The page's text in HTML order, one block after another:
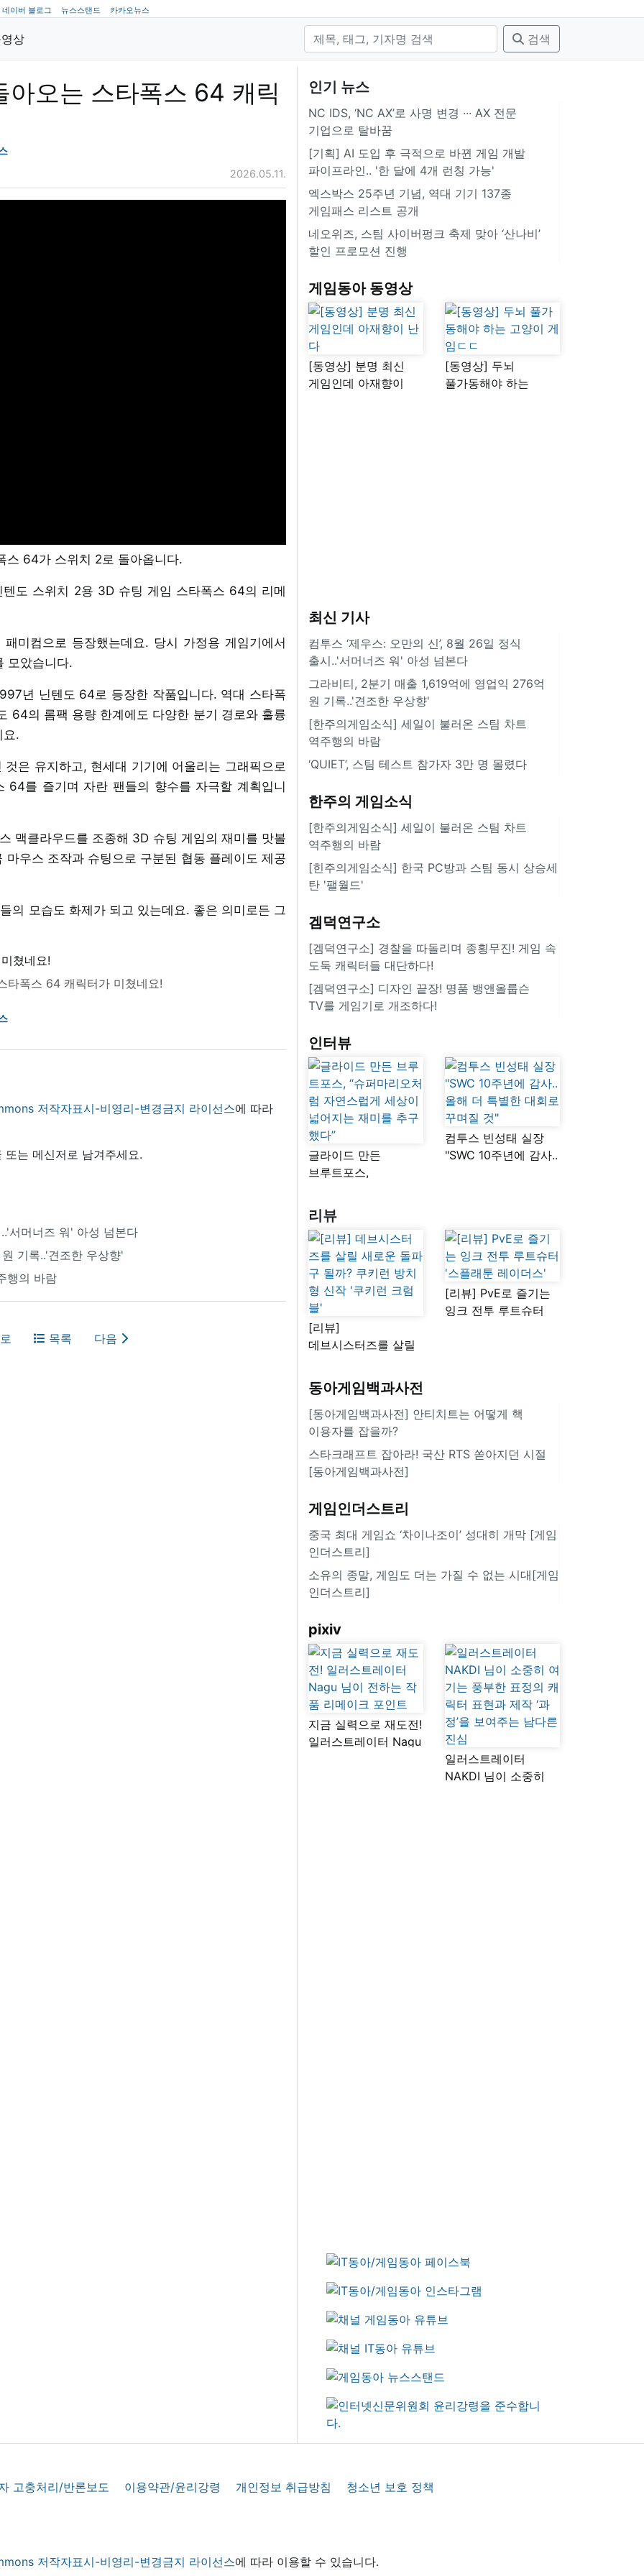
네이버 블로그 뉴스스탠드 카카오뉴스
상 검색
오는 스타폭스 64 캐릭
2026.05.11.
스 64가 스위치 2로 돌아옵니다.
도 스위치 2용 3D 슈팅 게임 스타폭스 64의 리메
미컴으로 등장했는데요. 당시 가정용 게임기에서
모았습니다.
년 닌텐도 64로 등장한 작품입니다. 역대 스타폭
64의 롬팩 용량 한계에도 다양한 분기 경로와 훌륭
요.
은 유지하고, 현세대 기기에 어울리는 그래픽으로
64를 즐기며 자란 팬들의 향수를 자극할 계획입니
맥클라우드를 조종해 3D 슈팅 게임의 재미를 맛볼
우스 조작과 슈팅으로 구분된 협동 플레이도 제공
의 모습도 화제가 되고 있는데요. 좋은 의미로든 그
타폭스 64 캐릭터가 미쳤네요!
저작자표시-비영리-변경금지 라이선스에 따라
또는 메신저로 남겨주세요.
서머너즈 워' 아성 넘본다
기록..'견조한 우상향'
행의 바람
목록 다음
인기 뉴스
NC IDS, ‘NC AX’로 사명 변경 ∙∙∙ AX 전문
기업으로 탈바꿈
[기획] AI 도입 후 극적으로 바뀐 게임 개발
파이프라인.. '한 달에 4개 런칭 가능'
엑스박스 25주년 기념, 역대 기기 137종
게임패스 리스트 공개
네오위즈, 스팀 사이버펑크 축제 맞아 ‘산나비’
할인 프로모션 진행
게임동아 동영상
[동영상] 분명 최신
게임인데 아재향이
[동영상] 두뇌
풀가동해야 하는
최신 기사
컴투스 ‘제우스: 오만의 신’, 8월 26일 정식
출시..'서머너즈 워' 아성 넘본다
그라비티, 2분기 매출 1,619억에 영업익 276억
원 기록..'견조한 우상향'
[한주의게임소식] 세일이 불러온 스팀 차트
역주행의 바람
‘QUIET’, 스팀 테스트 참가자 3만 명 몰렸다
한주의 게임소식
[한주의게임소식] 세일이 불러온 스팀 차트
역주행의 바람
[힌주의게임소식] 한국 PC방과 스팀 동시 상승세
탄 '팰월드'
겜덕연구소
[겜덕연구소] 경찰을 따돌리며 종횡무진! 게임 속
도둑 캐릭터들 대단하다!
[겜덕연구소] 디자인 끝장! 명품 뱅앤올룹슨
TV를 게임기로 개조하다!
인터뷰
글라이드 만든
브루트포스,
자연스럽게 세상이
넓어지는 재미를
추구했다”
컴투스 빈성태 실장
"SWC 10주년에 감사..
리뷰
[리뷰]
데브시스터즈를 살릴
쿠키런 방치형 신작
'쿠키런 크럼블'
[리뷰] PvE로 즐기는
잉크 전투 루트슈터
동아게임백과사전
[동아게임백과사전] 안티치트는 어떻게 핵
이용자를 잡을까?
스타크래프트 잡아라! 국산 RTS 쏟아지던 시절
[동아게임백과사전]
게임인더스트리
중국 최대 게임쇼 ‘차이나조이’ 성대히 개막 [게임
인더스트리]
소유의 종말, 게임도 더는 가질 수 없는 시대[게임
인더스트리]
pixiv
지금 실력으로 재도전!
일러스트레이터 Nagu
일러스트레이터
NAKDI 님이 소중히
고충처리/반론보도 이용약관/윤리강령 개인정보 취급방침 청소년 보호 정책
저작자표시-비영리-변경금지 라이선스에 따라 이용할 수 있습니다.